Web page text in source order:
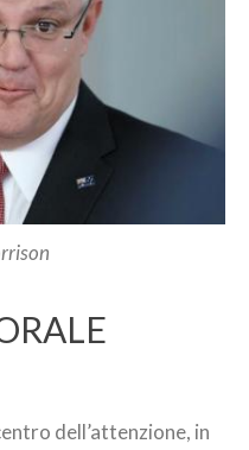
dell’attenzione, in